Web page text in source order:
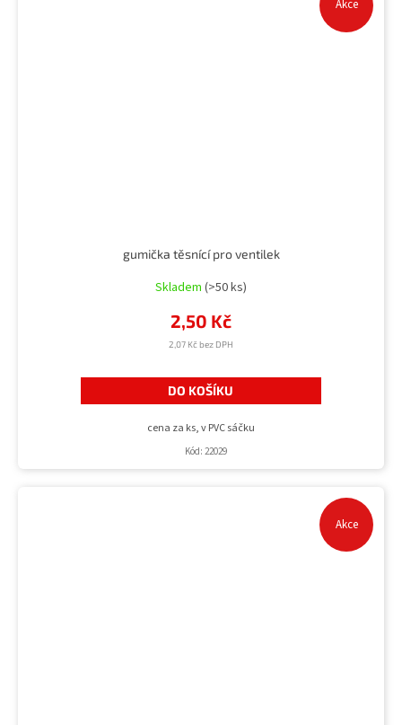
Akce
gumička těsnící pro ventilek
Skladem (>50 ks)
2,07 Kč bez DPH
2,50 Kč
DO KOŠÍKU
cena za ks, v PVC sáčku
Kód: 22029
Akce